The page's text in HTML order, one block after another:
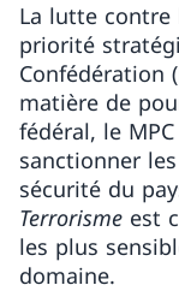
La lutte
priorité
Confédération
matière de
fédéral, le
sanctionner
sécurité du
Terrorisme est
les plus
domaine.